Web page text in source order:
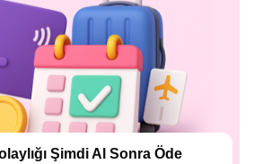
Şimdi Al Sonra Öde